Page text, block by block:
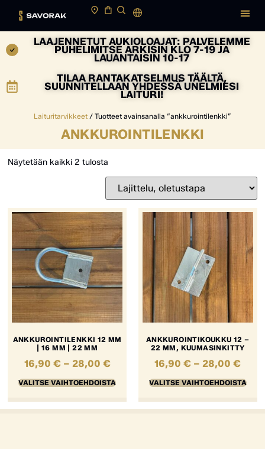
LAAJENNETUT AUKIOLOAJAT: PALVELEMME
PUHELIMITSE ARKISIN KLO 7-19 JA
LAUANTAISIN 10-17
TILAA RANTAKATSELMUS TÄÄLTÄ,
SUUNNITELLAAN YHDESSÄ UNELMIESI
LAITURI!
Laituritarvikkeet / Tuotteet avainsanalla “ankkurointilenkki”
ANKKUROINTILENKKI
Näytetään kaikki 2 tulosta
ANKKUROINTILENKKI 12 MM
| 16 MM | 22 MM
16,90 € – 28,00 €
VALITSE VAIHTOEHDOISTA
ANKKUROINTIKOUKKU 12 –
22 MM, KUUMASINKITTY
16,90€ – 28,00€
VALITSE VAIHTOEHDOISTA